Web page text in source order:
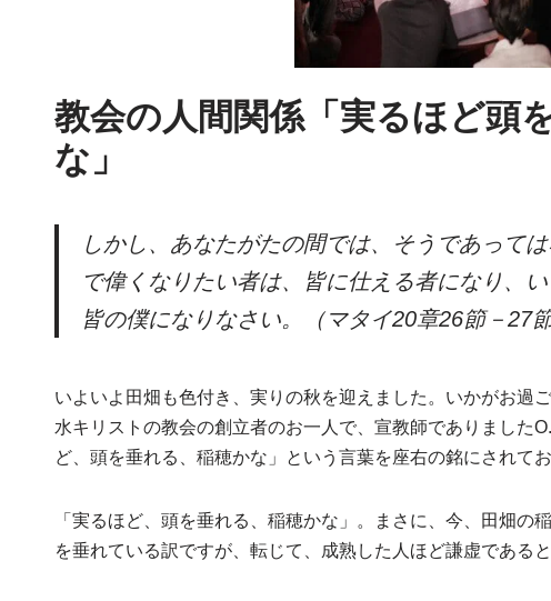
教会の人間関係「実るほど頭
な」
しかし、あなたがたの間では、そうであって
で偉くなりたい者は、皆に仕える者になり、
皆の僕になりなさい。（マタイ20章26節－27
いよいよ田畑も色付き、実りの秋を迎えました。いかがお過
水キリストの教会の創立者のお一人で、宣教師でありました
ど、頭を垂れる、稲穂かな」という言葉を座右の銘にされてお
「実るほど、頭を垂れる、稲穂かな」。まさに、今、田畑の
を垂れている訳ですが、転じて、成熟した人ほど謙虚であると